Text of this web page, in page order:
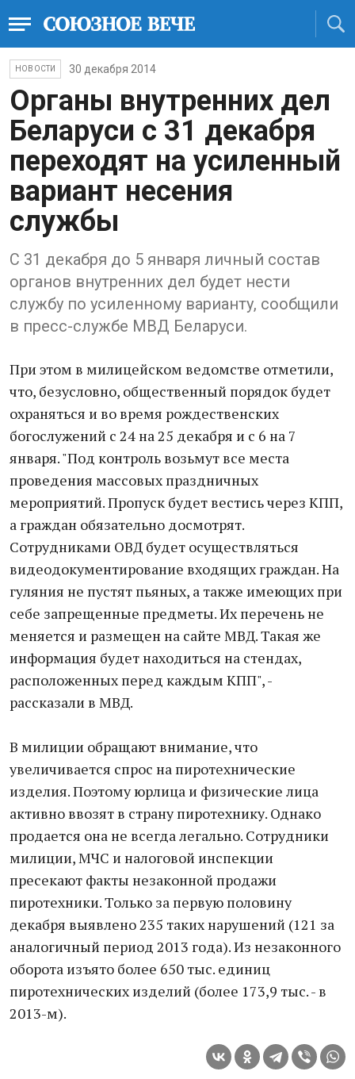
НОВОСТИ 30 декабря 2014
Органы внутренних дел
Беларуси с 31 декабря
переходят на усиленный
вариант несения
службы
С 31 декабря до 5 января личный состав
органов внутренних дел будет нести
службу по усиленному варианту, сообщили
в пресс-службе МВД Беларуси.
При этом в милицейском ведомстве отметили,
что, безусловно, общественный порядок будет
охраняться и во время рождественских
богослужений с 24 на 25 декабря и с 6 на 7
января. "Под контроль возьмут все места
проведения массовых праздничных
мероприятий. Пропуск будет вестись через КПП,
а граждан обязательно досмотрят.
Сотрудниками ОВД будет осуществляться
видеодокументирование входящих граждан. На
гуляния не пустят пьяных, а также имеющих при
себе запрещенные предметы. Их перечень не
меняется и размещен на сайте МВД. Такая же
информация будет находиться на стендах,
расположенных перед каждым КПП", -
рассказали в МВД.
В милиции обращают внимание, что
увеличивается спрос на пиротехнические
изделия. Поэтому юрлица и физические лица
активно ввозят в страну пиротехнику. Однако
продается она не всегда легально. Сотрудники
милиции, МЧС и налоговой инспекции
пресекают факты незаконной продажи
пиротехники. Только за первую половину
декабря выявлено 235 таких нарушений (121 за
аналогичный период 2013 года). Из незаконного
оборота изъято более 650 тыс. единиц
пиротехнических изделий (более 173,9 тыс. - в
2013-м).